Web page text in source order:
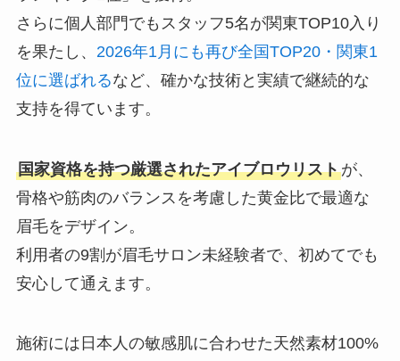
さらに個人部門でもスタッフ5名が関東TOP10入り
を果たし、 2026年1月にも再び全国TOP20・関東1
位に選ばれるなど、確かな技術と実績で継続的な
支持を得ています。
国家資格を持つ厳選されたアイブロウリストが、
骨格や筋肉のバランスを考慮した黄金比で最適な
眉毛をデザイン。
利用者の9割が眉毛サロン未経験者で、初めてでも
安心して通えます。
施術には日本人の敏感肌に合わせた天然素材100%